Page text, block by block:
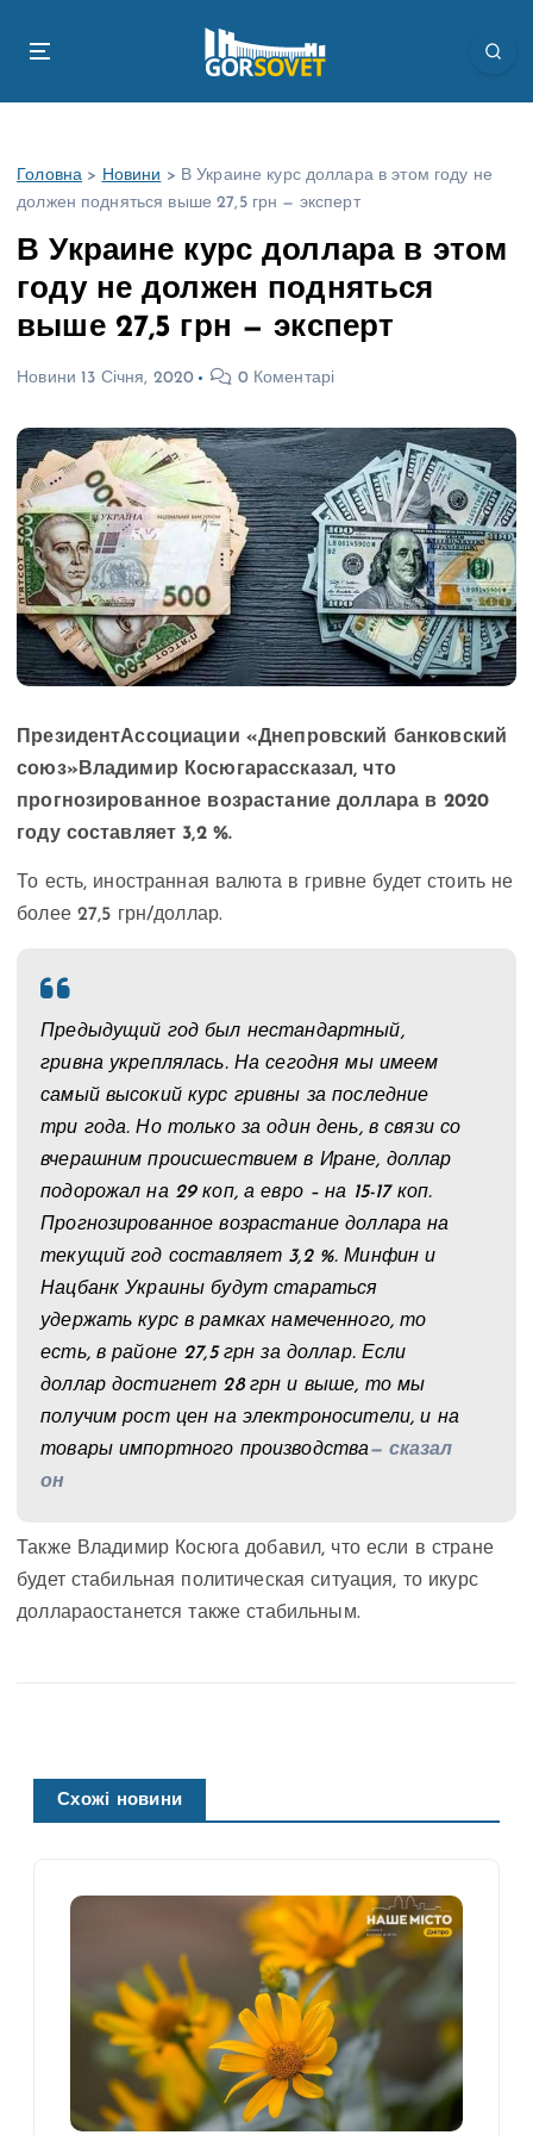
Головна > Новини > В Украине курс доллара в этом году не
должен подняться выше 27,5 грн — эксперт
В Украине курс доллара в этом
году не должен подняться
выше 27,5 грн — эксперт
Новини 13 Січня, 2020 0 Коментарі
ПрезидентАссоциации «Днепровский банковский
союз»Владимир Косюгарассказал, что
прогнозированное возрастание доллара в 2020
году составляет 3,2 %.
То есть, иностранная валюта в гривне будет стоить не
более 27,5 грн/доллар.
Предыдущий год был нестандартный,
гривна укреплялась. На сегодня мы имеем
самый высокий курс гривны за последние
три года. Но только за один день, в связи со
вчерашним происшествием в Иране, доллар
подорожал на 29 коп, а евро – на 15-17 коп.
Прогнозированное возрастание доллара на
текущий год составляет 3,2 %. Минфин и
Нацбанк Украины будут стараться
удержать курс в рамках намеченного, то
есть, в районе 27,5 грн за доллар. Если
доллар достигнет 28 грн и выше, то мы
получим рост цен на электроносители, и на
товары импортного производства— сказал
он
Также Владимир Косюга добавил, что если в стране
будет стабильная политическая ситуация, то икурс
доллараостанется также стабильным.
Схожі новини